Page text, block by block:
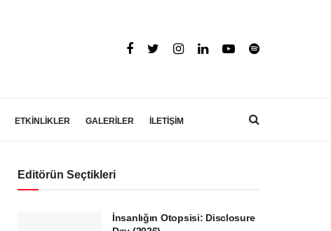
ETKİNLİKLER GALERİLER İLETİŞİM
Editörün Seçtikleri
İnsanlığın Otopsisi: Disclosure